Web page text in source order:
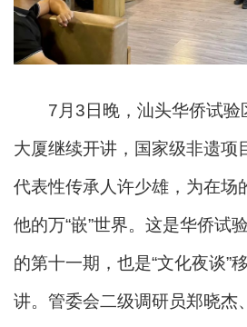
7月3日晚，汕头华侨试验
大厦继续开讲，国家级非遗项
代表性传承人许少雄，为在场
他的万“嵌”世界。这是华侨试
的第十一期，也是“文化夜谈”
讲。管委会二级调研员郑晓杰